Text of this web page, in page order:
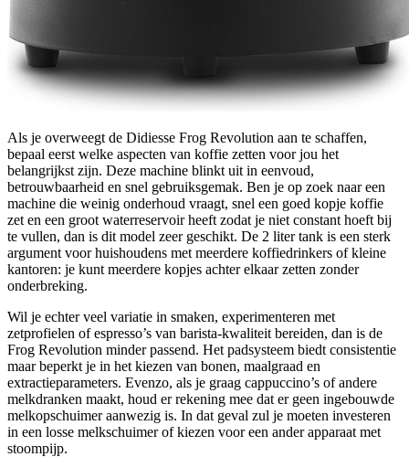
Als je overweegt de Didiesse Frog Revolution aan te schaffen,
bepaal eerst welke aspecten van koffie zetten voor jou het
belangrijkst zijn. Deze machine blinkt uit in eenvoud,
betrouwbaarheid en snel gebruiksgemak. Ben je op zoek naar een
machine die weinig onderhoud vraagt, snel een goed kopje koffie
zet en een groot waterreservoir heeft zodat je niet constant hoeft bij
te vullen, dan is dit model zeer geschikt. De 2 liter tank is een sterk
argument voor huishoudens met meerdere koffiedrinkers of kleine
kantoren: je kunt meerdere kopjes achter elkaar zetten zonder
onderbreking.
Wil je echter veel variatie in smaken, experimenteren met
zetprofielen of espresso’s van barista-kwaliteit bereiden, dan is de
Frog Revolution minder passend. Het pad­systeem biedt consistentie
maar beperkt je in het kiezen van bonen, maalgraad en
extractieparameters. Evenzo, als je graag cappuccino’s of andere
melkdranken maakt, houd er rekening mee dat er geen ingebouwde
melkopschuimer aanwezig is. In dat geval zul je moeten investeren
in een losse melkschuimer of kiezen voor een ander apparaat met
stoompijp.